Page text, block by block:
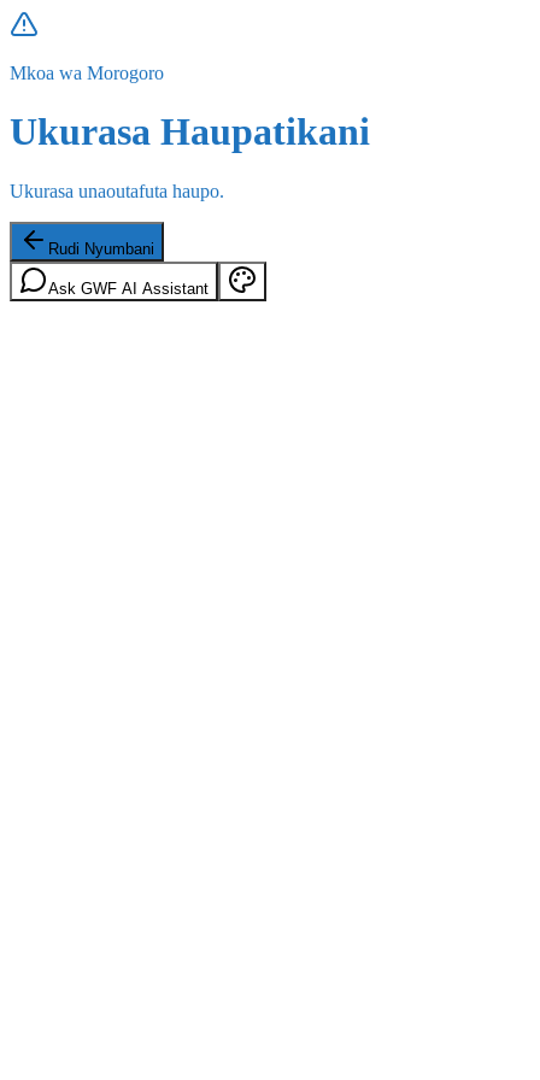
Mkoa wa Morogoro
Ukurasa Haupatikani
Ukurasa unaoutafuta haupo.
Rudi Nyumbani
Ask GWF AI Assistant